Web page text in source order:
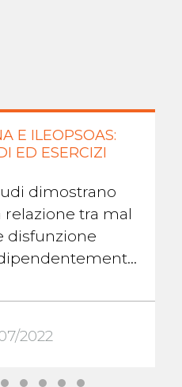
E ILEOPSOAS:
ED ESERCIZI
dimostrano
tra mal
disfunzione
in ...
2022